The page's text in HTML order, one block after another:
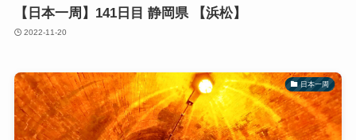
【日本一周】141日目 静岡県 【浜松】
2022-11-20
日本一周